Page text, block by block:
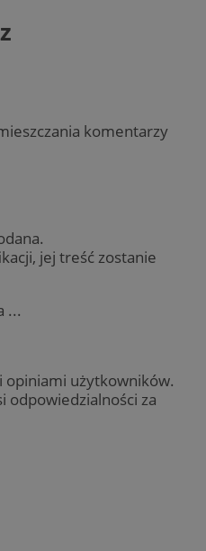
komentarzy
jej treść zostanie
...
użytkowników.
odpowiedzialności za